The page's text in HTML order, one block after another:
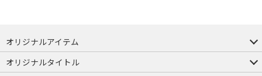
オリジナルアイテム
つままれ
つかまれ
ピョコッテ
オリジナルタイトル